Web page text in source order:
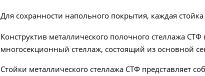
Для сохранности напольного покрытия, каждая
Конструктив металлического полочного стеллажа
многосекционный стеллаж, состоящий из основной
Стойки металлического стеллажа СТФ представляет